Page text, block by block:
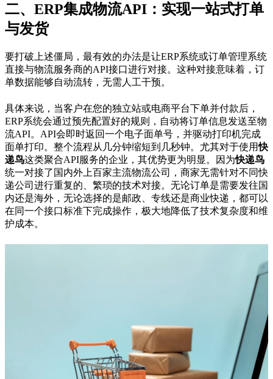
二、ERP集成物流API：实现一站式打单
与发货
要打破上述僵局，最有效的办法是让ERP系统或订单管理系统
直接与物流服务商的API接口进行对接。这种对接意味着，订
单数据能够自动流转，无需人工干预。
具体来说，当客户在您的独立站或电商平台下单并付款后，
ERP系统会通过预先配置好的规则，自动将订单信息发送至物
流API。API会即时返回一个电子面单号，并驱动打印机完成
面单打印。整个流程从几分钟缩短到几秒钟。尤其对于使用快
递鸟这类聚合API服务的企业，其优势更为明显。因为快递鸟
统一对接了国内外上百家主流物流公司，商家无需针对不同快
递公司进行重复的、繁琐的技术对接。无论订单是需要发往国
内还是海外，无论选择的是邮政、专线还是商业快递，都可以
在同一个接口标准下完成操作，极大地降低了技术复杂度和维
护成本。